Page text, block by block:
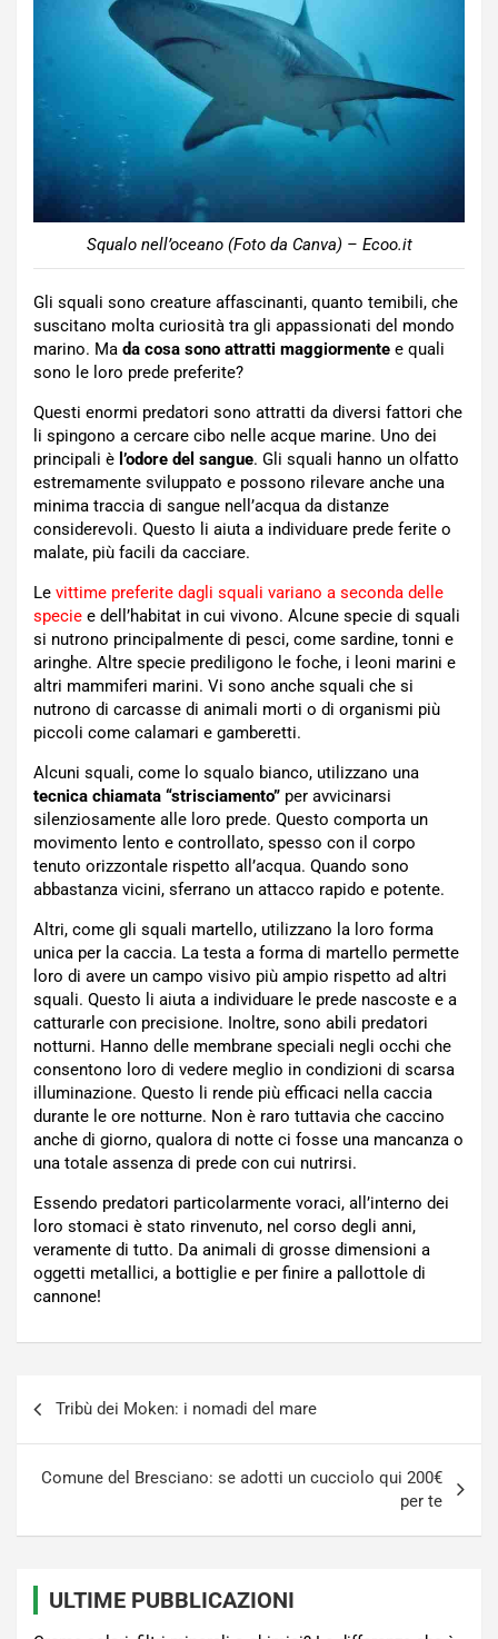
Squalo nell’oceano (Foto da Canva) – Ecoo.it
Gli squali sono creature affascinanti, quanto temibili, che
suscitano molta curiosità tra gli appassionati del mondo
marino. Ma da cosa sono attratti maggiormente e quali
sono le loro prede preferite?
Questi enormi predatori sono attratti da diversi fattori che
li spingono a cercare cibo nelle acque marine. Uno dei
principali è l’odore del sangue. Gli squali hanno un olfatto
estremamente sviluppato e possono rilevare anche una
minima traccia di sangue nell’acqua da distanze
considerevoli. Questo li aiuta a individuare prede ferite o
malate, più facili da cacciare.
Le vittime preferite dagli squali variano a seconda delle
specie e dell’habitat in cui vivono. Alcune specie di squali
si nutrono principalmente di pesci, come sardine, tonni e
aringhe. Altre specie prediligono le foche, i leoni marini e
altri mammiferi marini. Vi sono anche squali che si
nutrono di carcasse di animali morti o di organismi più
piccoli come calamari e gamberetti.
Alcuni squali, come lo squalo bianco, utilizzano una
tecnica chiamata “strisciamento” per avvicinarsi
silenziosamente alle loro prede. Questo comporta un
movimento lento e controllato, spesso con il corpo
tenuto orizzontale rispetto all’acqua. Quando sono
abbastanza vicini, sferrano un attacco rapido e potente.
Altri, come gli squali martello, utilizzano la loro forma
unica per la caccia. La testa a forma di martello permette
loro di avere un campo visivo più ampio rispetto ad altri
squali. Questo li aiuta a individuare le prede nascoste e a
catturarle con precisione. Inoltre, sono abili predatori
notturni. Hanno delle membrane speciali negli occhi che
consentono loro di vedere meglio in condizioni di scarsa
illuminazione. Questo li rende più efficaci nella caccia
durante le ore notturne. Non è raro tuttavia che caccino
anche di giorno, qualora di notte ci fosse una mancanza o
una totale assenza di prede con cui nutrirsi.
Essendo predatori particolarmente voraci, all’interno dei
loro stomaci è stato rinvenuto, nel corso degli anni,
veramente di tutto. Da animali di grosse dimensioni a
oggetti metallici, a bottiglie e per finire a pallottole di
cannone!
Tribù dei Moken: i nomadi del mare
Comune del Bresciano: se adotti un cucciolo qui 200€
per te
ULTIME PUBBLICAZIONI